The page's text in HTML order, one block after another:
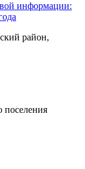
информации:
район,
поселения